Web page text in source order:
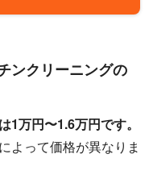
ンクリーニングの
1万円〜1.6万円です。
よって価格が異なりま